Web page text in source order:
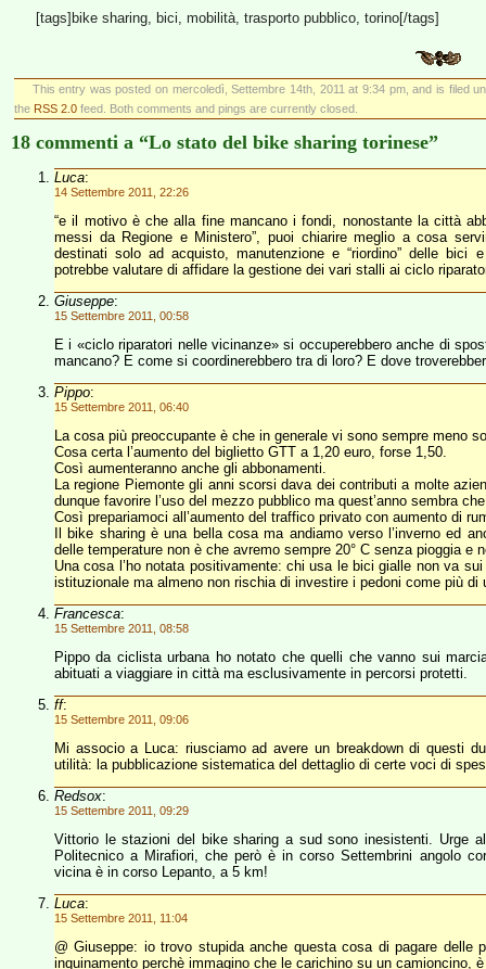
[tags]bike sharing, bici, mobilità, trasporto pubblico, torino[/tags]
This entry was posted on mercoledì, Settembre 14th, 2011 at 9:34 pm, and is filed
the RSS 2.0 feed. Both comments and pings are currently closed.
18 commenti a “Lo stato del bike sharing torinese”
Luca:
14 Settembre 2011, 22:26
“e il motivo è che alla fine mancano i fondi, nonostante la città
messi da Regione e Ministero”, puoi chiarire meglio a cosa
destinati solo ad acquisto, manutenzione e “riordino” delle
potrebbe valutare di affidare la gestione dei vari stalli ai ciclo
Giuseppe:
15 Settembre 2011, 00:58
E i «ciclo riparatori nelle vicinanze» si occuperebbero anche di
mancano? E come si coordinerebbero tra di loro? E dove
Pippo:
15 Settembre 2011, 06:40
La cosa più preoccupante è che in generale vi sono sempre meno
Cosa certa l’aumento del biglietto GTT a 1,20 euro, forse 1,50.
Così aumenteranno anche gli abbonamenti.
La regione Piemonte gli anni scorsi dava dei contributi a molte
dunque favorire l’uso del mezzo pubblico ma quest’anno sembra
Così prepariamoci all’aumento del traffico privato con aumento di
Il bike sharing è una bella cosa ma andiamo verso l’inverno ed
delle temperature non è che avremo sempre 20° C senza pioggia e
Una cosa l’ho notata positivamente: chi usa le bici gialle non va
istituzionale ma almeno non rischia di investire i pedoni come più
Francesca:
15 Settembre 2011, 08:58
Pippo da ciclista urbana ho notato che quelli che vanno sui
abituati a viaggiare in città ma esclusivamente in percorsi protetti.
ff:
15 Settembre 2011, 09:06
Mi associo a Luca: riusciamo ad avere un breakdown di questi
utilità: la pubblicazione sistematica del dettaglio di certe voci di
Redsox:
15 Settembre 2011, 09:29
Vittorio le stazioni del bike sharing a sud sono inesistenti. Urge
Politecnico a Mirafiori, che però è in corso Settembrini angolo
vicina è in corso Lepanto, a 5 km!
Luca:
15 Settembre 2011, 11:04
@ Giuseppe: io trovo stupida anche questa cosa di pagare
inquinamento perchè immagino che le carichino su un camioncino,